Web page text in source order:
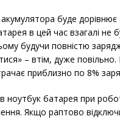
буде
в цей час взагалі не
будучи повністю
– втім, дуже повільно.
приблизно по 8%
ноутбук батарея при
Якщо раптово